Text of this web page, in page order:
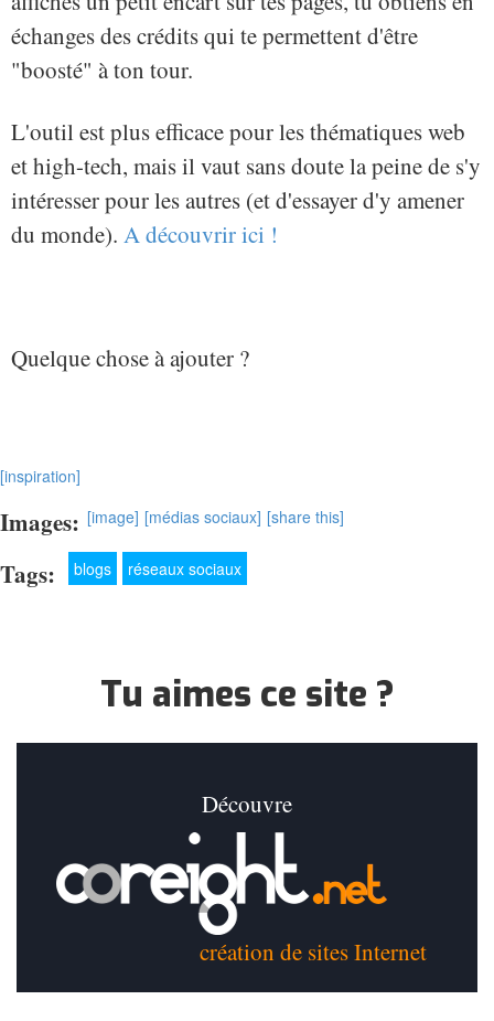
échanges des crédits qui te permettent d'être
"boosté" à ton tour.
L'outil est plus efficace pour les thématiques web
et high-tech, mais il vaut sans doute la peine de s'y
intéresser pour les autres (et d'essayer d'y amener
du monde). A découvrir ici !
Quelque chose à ajouter ?
[inspiration]
Images: [image] [médias sociaux] [share this]
Tags: blogs réseaux sociaux
Tu aimes ce site ?
Découvre
création de sites Internet